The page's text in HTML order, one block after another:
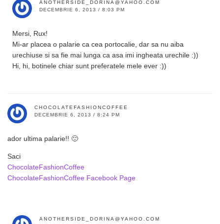
ANOTHERSIDE_DORINA@YAHOO.COM
DECEMBRIE 6, 2013 / 8:03 PM
Mersi, Rux!
Mi-ar placea o palarie ca cea portocalie, dar sa nu aiba
urechiuse si sa fie mai lunga ca asa imi ingheata urechile :))
Hi, hi, botinele chiar sunt preferatele mele ever :))
CHOCOLATEFASHIONCOFFEE
DECEMBRIE 6, 2013 / 8:24 PM
ador ultima palarie!! 🙂
Saci
ChocolateFashionCoffee
ChocolateFashionCoffee Facebook Page
ANOTHERSIDE_DORINA@YAHOO.COM